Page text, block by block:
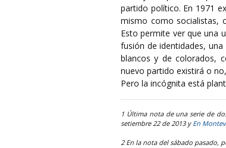
partido político. En 1971
mismo como socialistas,
Esto permite ver que una
fusión de identidades,
blancos y de colorados,
nuevo partido existirá o
Pero la incógnita está
1 Última nota de una serie de
setiembre 22 de 2013 y En
2 En la nota del sábado pasado,